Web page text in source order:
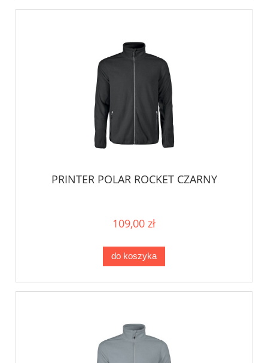
PRINTER POLAR ROCKET CZARNY
109,00 zł
do koszyka